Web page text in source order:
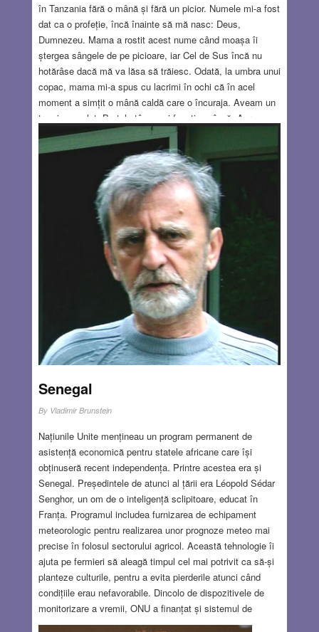
în Tanzania fără o mână și fără un picior. Numele mi-a fost
dat ca o profeție, încă înainte să mă nasc: Deus,
Dumnezeu. Mama a rostit acest nume când moașa îi
ștergea sângele de pe picioare, iar Cel de Sus încă nu
hotărâse dacă mă va lăsa să trăiesc. Odată, la umbra unui
copac, mama mi-a spus cu lacrimi în ochi că în acel
moment a simțit o mână caldă care o încuraja. Aveam un
trup incomplet. Brațul stâng mai funcționa încă. Aproape
toată mâna dreaptă îmi lipsea. Iar piciorul drept? Era doar
umbra unui picior. Mă târam ca o șopârlă. Copiii din sat,
nemiloși, mi-au pus tot felul de porecle. Iar doctorii mă
examinau ca pe cineva care purta semnele nenorocirii,
sperau într-o minune, dar nu îndrăzneau să creadă cu în
ea adevărat. Eu nu voiam decât să stau în picioare, să mă
joc, să dansez… Am simțit ce înseamnă să vezi lumea de
jos, din praf. Atunci am zburat într-o țară îndepărtată,
Israel, la spitalul Wolfson, unde mi-au reparat inima. Mi-au
făcut și o proteză în locul piciorului drept și apoi m-au dus
la fizioterapeutul Arie-John – un om înalt, care mergea cu
pași măsurați și care avea amintirea multor copii cu trupul
reparat. Nu m-a întrebat dacă mă doare. El știa că da. S-a
uitat și dincolo de membrele mele deformate și de proteză,
într-un loc în care nimeni nu a avut răbdarea să privească,
în “interior”.
Read more…
NOV 27, 2025
Senegal
By Vladimir Brunstein
Națiunile Unite mențineau un program permanent de
asistență economică pentru statele africane care își
obținuseră recent independența. Printre acestea era și
Senegal. Președintele de atunci al țării era Léopold Sédar
Senghor, un om de o inteligență sclipitoare, educat în
Franța. Programul includea furnizarea de echipament
meteorologic pentru realizarea unor prognoze meteo mai
precise în folosul sectorului agricol. Această tehnologie îi
ajuta pe fermieri să aleagă timpul cel mai potrivit ca să-și
planteze culturile, pentru a evita pierderile atunci când
condițiile erau nefavorabile. Dincolo de dispozitivele de
monitorizare a vremii, ONU a finanțat și sistemul de
alimentare cu energie — ceea ce a dus la implicarea